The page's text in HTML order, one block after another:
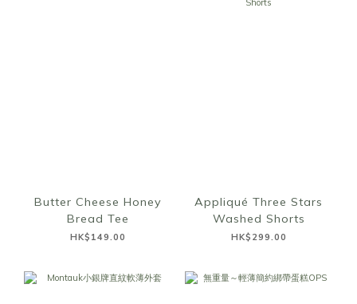
Butter Cheese Honey
Bread Tee
HK$149.00
Appliqué Three Stars
Washed Shorts
HK$299.00